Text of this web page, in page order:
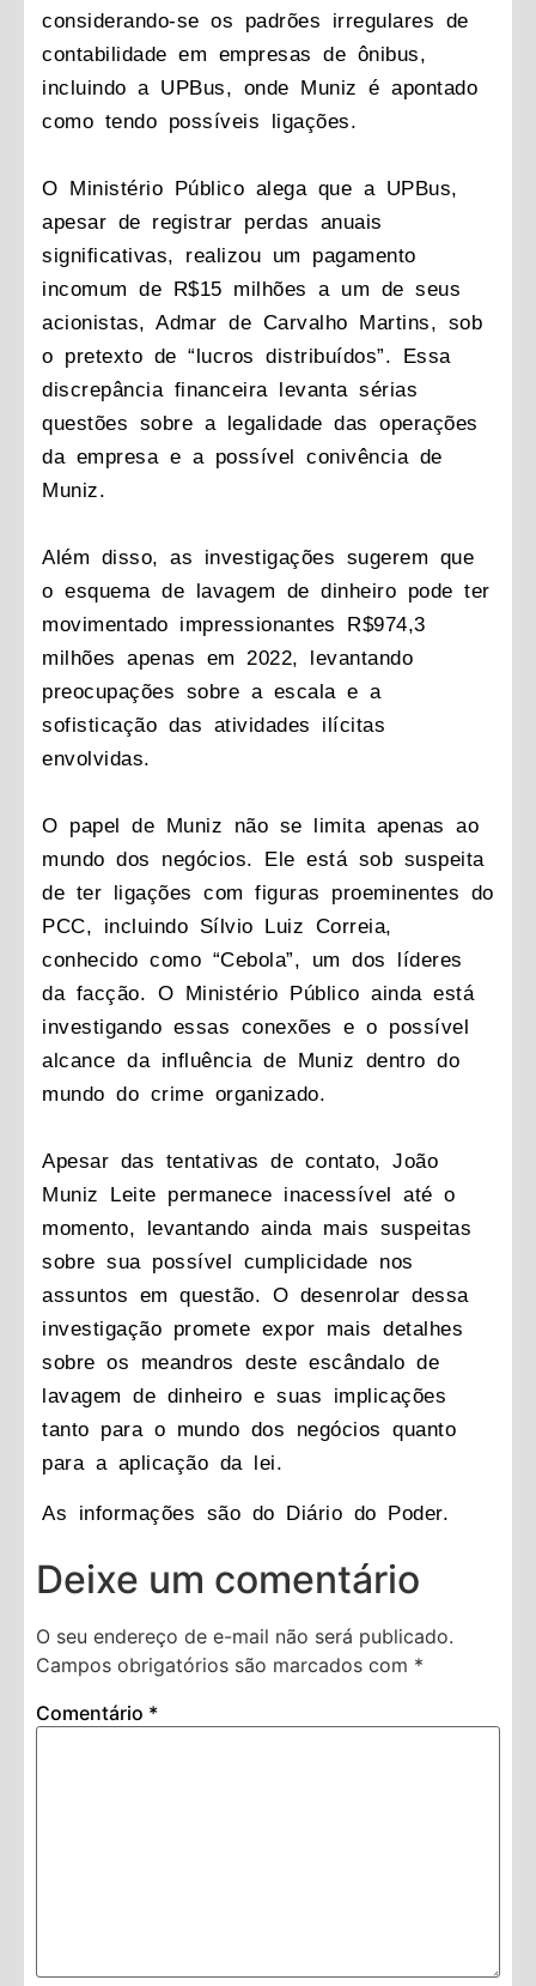
considerando-se os padrões irregulares de
contabilidade em empresas de ônibus,
incluindo a UPBus, onde Muniz é apontado
como tendo possíveis ligações.
O Ministério Público alega que a UPBus,
apesar de registrar perdas anuais
significativas, realizou um pagamento
incomum de R$15 milhões a um de seus
acionistas, Admar de Carvalho Martins, sob
o pretexto de “lucros distribuídos”. Essa
discrepância financeira levanta sérias
questões sobre a legalidade das operações
da empresa e a possível conivência de
Muniz.
Além disso, as investigações sugerem que
o esquema de lavagem de dinheiro pode ter
movimentado impressionantes R$974,3
milhões apenas em 2022, levantando
preocupações sobre a escala e a
sofisticação das atividades ilícitas
envolvidas.
O papel de Muniz não se limita apenas ao
mundo dos negócios. Ele está sob suspeita
de ter ligações com figuras proeminentes do
PCC, incluindo Sílvio Luiz Correia,
conhecido como “Cebola”, um dos líderes
da facção. O Ministério Público ainda está
investigando essas conexões e o possível
alcance da influência de Muniz dentro do
mundo do crime organizado.
Apesar das tentativas de contato, João
Muniz Leite permanece inacessível até o
momento, levantando ainda mais suspeitas
sobre sua possível cumplicidade nos
assuntos em questão. O desenrolar dessa
investigação promete expor mais detalhes
sobre os meandros deste escândalo de
lavagem de dinheiro e suas implicações
tanto para o mundo dos negócios quanto
para a aplicação da lei.
As informações são do Diário do Poder.
Deixe um comentário
O seu endereço de e-mail não será publicado.
Campos obrigatórios são marcados com *
Comentário *